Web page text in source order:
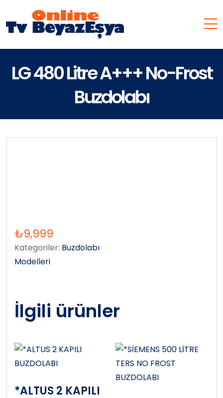
LG 480 Litre A+++ No-Frost
Buzdolabı
₺9,999
Kategoriler: Buzdolabı
Modelleri
İlgili ürünler
*ALTUS 2 KAPILI